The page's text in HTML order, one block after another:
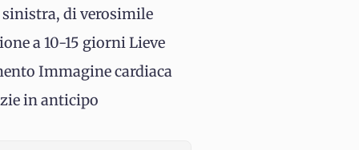
sinistra, di verosimile
a 10-15 giorni Lieve
Immagine cardiaca
in anticipo